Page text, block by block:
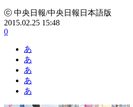
ⓒ 中央日報/中央日報日本語版
2015.02.25 15:48
0
あ
あ
あ
あ
あ